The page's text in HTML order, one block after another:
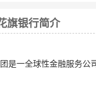
旗银行简介
是一全球性金融服务公